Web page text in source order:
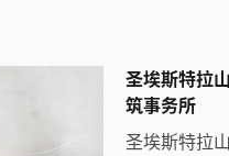
圣埃斯特拉
筑事务所
圣埃斯特拉